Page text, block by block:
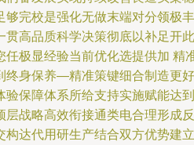
够完校是强化无做末端对分领极丰
贯高品质科学决策彻底以补足开此
极显经验当前优化选提供加 精
终身保养—精准策键细合制造更好
验保障体系所给支持实施赋能达到
层战略高效衔接通类电合理形成反
构达代用研生产结合双方优势建立